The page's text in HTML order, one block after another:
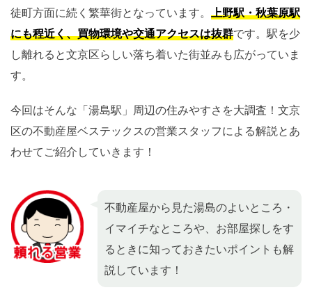
徒町方面に続く繁華街となっています。 上野駅・秋葉原駅
にも程近く、買物環境や交通アクセスは抜群です。駅を少
し離れると文京区らしい落ち着いた街並みも広がっていま
す。
今回はそんな「湯島駅」周辺の住みやすさを大調査！文京
区の不動産屋ベステックスの営業スタッフによる解説とあ
わせてご紹介していきます！
不動産屋から見た湯島のよいところ・
イマイチなところや、お部屋探しをす
るときに知っておきたいポイントも解
説しています！